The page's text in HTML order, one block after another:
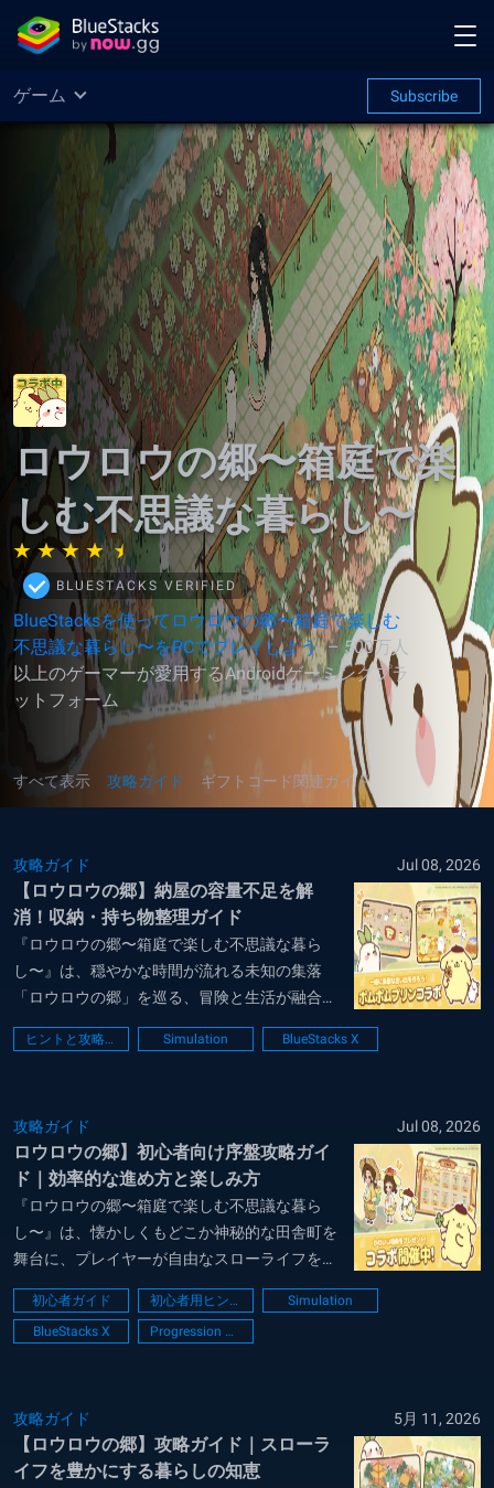
ゲーム Subscribe
ロウロウの郷〜箱庭で楽
しむ不思議な暮らし〜
BLUESTACKS VERIFIED
BlueStacksを使ってロウロウの郷〜箱庭で楽しむ
不思議な暮らし〜をPCでプレイしよう – 500万人
以上のゲーマーが愛用するAndroidゲーミングプラ
ットフォーム
すべて表示 攻略ガイド ギフトコード関連ガイド
攻略ガイド Jul 08, 2026
【ロウロウの郷】納屋の容量不足を解
消！収納・持ち物整理ガイド
『ロウロウの郷〜箱庭で楽しむ不思議な暮ら
し〜』は、穏やかな時間が流れる未知の集落
「ロウロウの郷」を巡る、冒険と生活が融合し
た癒やし系スローライフRPGです。作物の育成
や採掘といったスローライフの定番要素を網羅
ィックと...
ヒントと攻略法 Simulation BlueStacks X
攻略ガイド Jul 08, 2026
ロウロウの郷】初心者向け序盤攻略ガイ
ド｜効率的な進め方と楽しみ方
『ロウロウの郷〜箱庭で楽しむ不思議な暮ら
し〜』は、懐かしくもどこか神秘的な田舎町を
舞台に、プレイヤーが自由なスローライフを送
りながら、郷に隠された謎や物語を紐解いてい
くシミュレーションRPGです。豊かな自然の中
での農業や釣り、個性豊かな住民たちとの心温
初心者ガイド 初心者用ヒント
Simulation
BlueStacks X
Progression Guide
攻略ガイド 5月 11, 2026
【ロウロウの郷】攻略ガイド｜スローラ
イフを豊かにする暮らしの知恵